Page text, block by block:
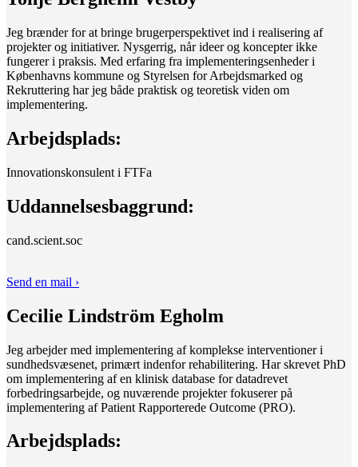
Jeg brænder for at bringe brugerperspektivet ind i realisering af
projekter og initiativer. Nysgerrig, når ideer og koncepter ikke
fungerer i praksis. Med erfaring fra implementeringsenheder i
Københavns kommune og Styrelsen for Arbejdsmarked og
Rekruttering har jeg både praktisk og teoretisk viden om
implementering.
Arbejdsplads:
Innovationskonsulent i FTFa
Uddannelsesbaggrund:
cand.scient.soc
Send en mail ›
Cecilie Lindström Egholm
Jeg arbejder med implementering af komplekse interventioner i
sundhedsvæsenet, primært indenfor rehabilitering. Har skrevet PhD
om implementering af en klinisk database for datadrevet
forbedringsarbejde, og nuværende projekter fokuserer på
implementering af Patient Rapporterede Outcome (PRO).
Arbejdsplads: